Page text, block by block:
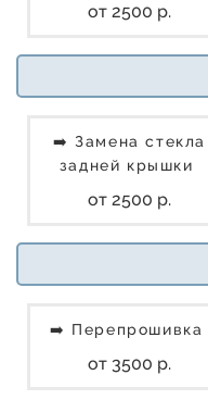
от 2500 р.
➡️ Замена стекла
задней крышки
от 2500 р.
➡️ Перепрошивка
от 3500 р.